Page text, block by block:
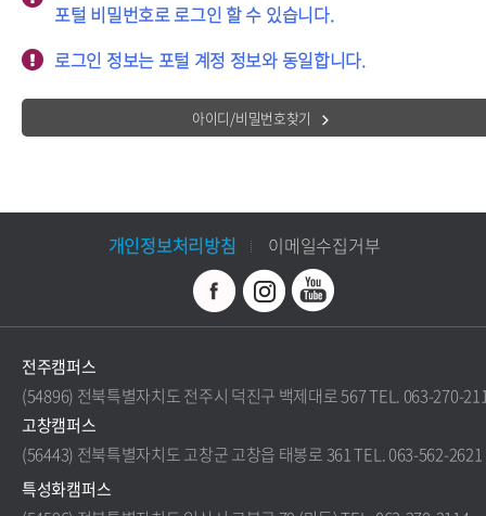
포털 비밀번호로 로그인 할 수 있습니다.
로그인 정보는 포털 계정 정보와 동일합니다.
아이디/비밀번호찾기
개인정보처리방침 이메일수집거부
전주캠퍼스
(54896) 전북특별자치도 전주시 덕진구 백제대로 567 TEL. 063-270-
고창캠퍼스
(56443) 전북특별자치도 고창군 고창읍 태봉로 361 TEL. 063-562-2621
특성화캠퍼스